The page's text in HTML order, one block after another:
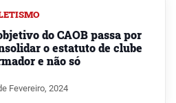
do CAOB passa por
o estatuto de clube
e não só
Fevereiro, 2024